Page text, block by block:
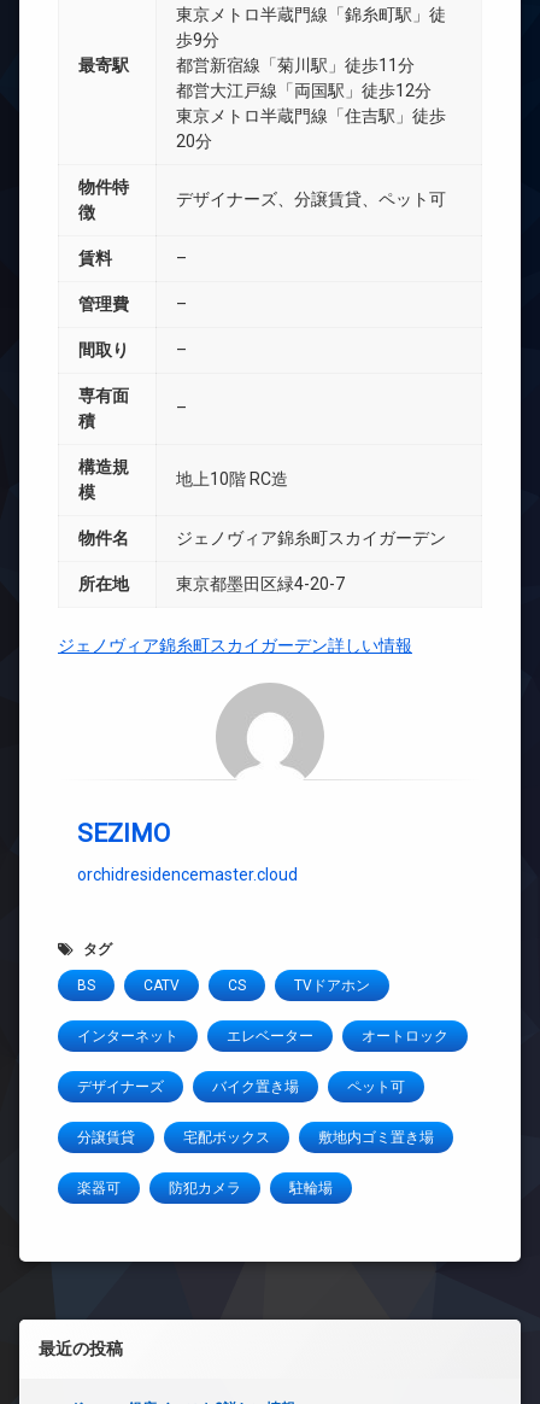
最寄駅
東京メトロ半蔵門線「錦糸町駅」徒
歩9分
都営新宿線「菊川駅」徒歩11分
都営大江戸線「両国駅」徒歩12分
東京メトロ半蔵門線「住吉駅」徒歩
20分
物件特
徴
デザイナーズ、分譲賃貸、ペット可
賃料 –
管理費 –
間取り –
専有面
積
–
構造規
模
地上10階 RC造
物件名 ジェノヴィア錦糸町スカイガーデン
所在地 東京都墨田区緑4-20-7
ジェノヴィア錦糸町スカイガーデン詳しい情報
SEZIMO
orchidresidencemaster.cloud
タグ
BS CATV CS TVドアホン
インターネット エレベーター オートロック
デザイナーズ バイク置き場 ペット可
分譲賃貸 宅配ボックス 敷地内ゴミ置き場
楽器可 防犯カメラ 駐輪場
左サイドバー
最近の投稿